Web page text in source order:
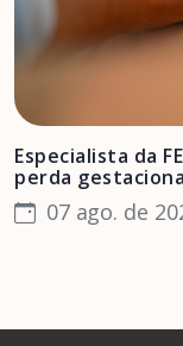
Especialista da
perda
07 ago. de